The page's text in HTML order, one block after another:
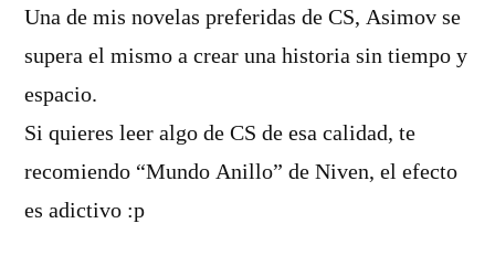
Una de mis novelas preferidas de CS, Asimov se
supera el mismo a crear una historia sin tiempo y
espacio.
Si quieres leer algo de CS de esa calidad, te
recomiendo “Mundo Anillo” de Niven, el efecto
es adictivo :p